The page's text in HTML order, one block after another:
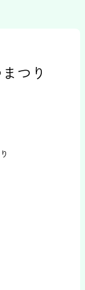
つり